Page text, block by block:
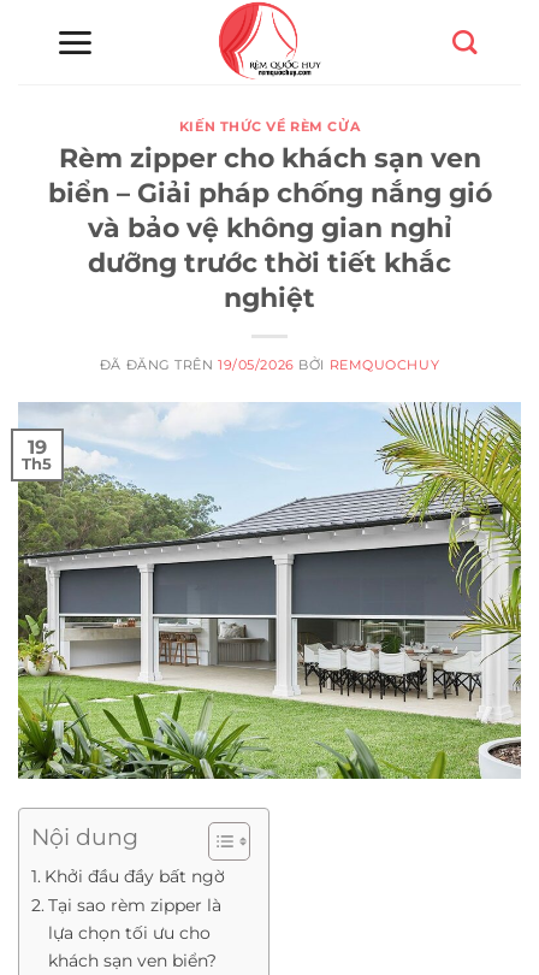
KIẾN THỨC VỀ RÈM CỬA
Rèm zipper cho khách sạn ven
biển – Giải pháp chống nắng gió
và bảo vệ không gian nghỉ
dưỡng trước thời tiết khắc
nghiệt
ĐÃ ĐĂNG TRÊN19/05/2026 BỞI REMQUOCHUY
19
Th5
Nội dung
Khởi đầu đầy bất ngờ
Tại sao rèm zipper là
lựa chọn tối ưu cho
khách sạn ven biển?